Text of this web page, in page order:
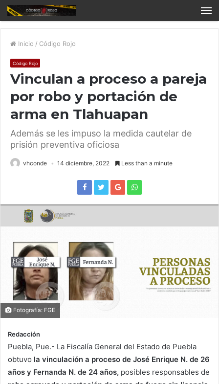
Inicio / Código Rojo
Código Rojo
Vinculan a proceso a pareja
por robo y portación de
arma en Tlahuapan
Además se les impuso la medida cautelar de
prisión preventiva oficiosa
vhconde 14 diciembre, 2022 Less than a minute
Fotografía: FGE
Redacción
Puebla, Pue.- La Fiscalía General del Estado de Puebla
obtuvo la vinculación a proceso de José Enrique N. de 26
años y Fernanda N. de 24 años, posibles responsables de